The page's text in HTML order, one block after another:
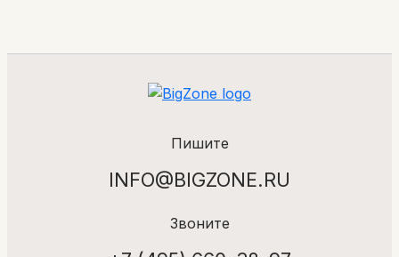
Пишите
INFO@BIGZONE.RU
Звоните